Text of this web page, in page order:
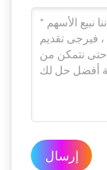
إرسال